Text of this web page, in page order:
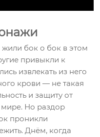
бок о бок в этом
привыкли к
извлекать из него
крови — не такая
и защиту от
Но раздор
проникли
Днём, когда